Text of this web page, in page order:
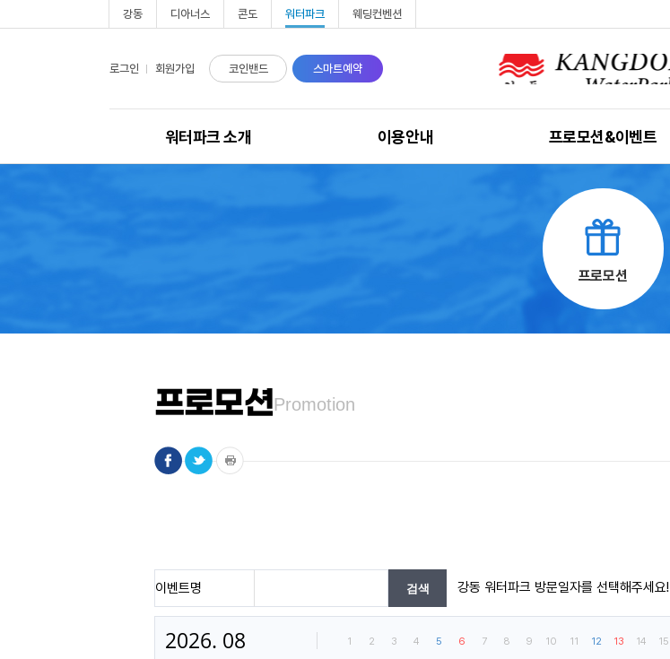
강동 디아너스 콘도 워터파크 웨딩컨벤션
로그인 회원가입 코인밴드 스마트예약
워터파크 소개 이용안내 프로모션&이벤트
프로모션
프로모션
프로모션Promotion
이벤트명 강동 워터파크 방문일자를 선택해주세요!
2026. 08 1 2 3 4 5 6 7 8 9 10 11 12 13 14 15